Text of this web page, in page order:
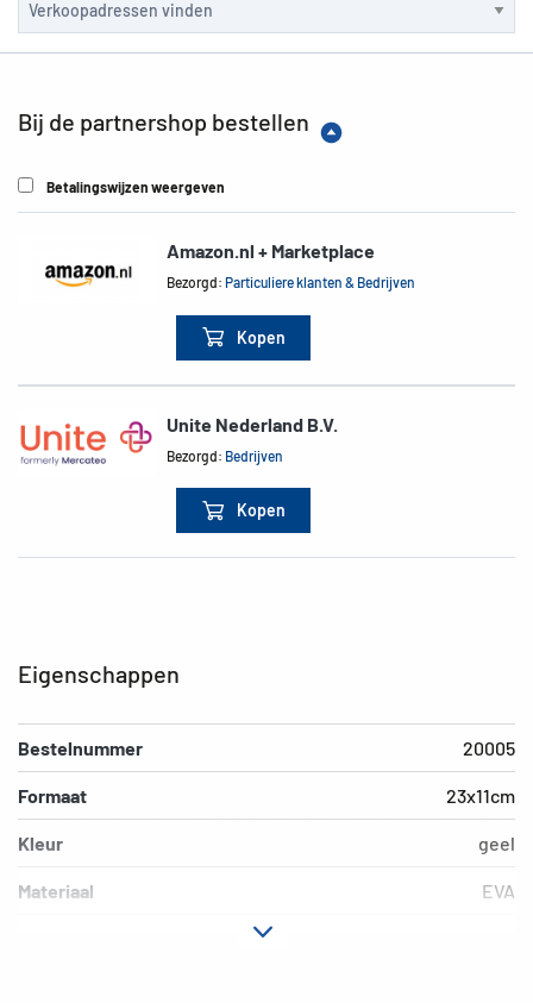
Bij de partnershop bestellen
Betalingswijzen weergeven
Amazon.nl + Marketplace
Bezorgd:Particuliere klanten & Bedrijven
Kopen
Unite Nederland B.V.
Bezorgd: Bedrijven
Kopen
Eigenschappen
Bestelnummer 20005
Formaat 23x11cm
Kleur geel
Materiaal EVA